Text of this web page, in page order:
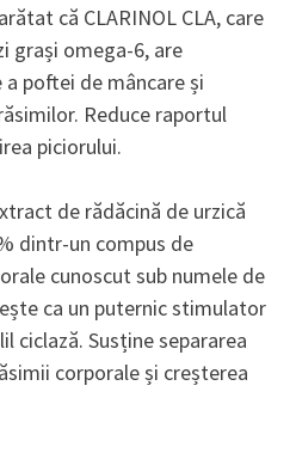
că CLARINOL CLA, care
grași omega-6, are
poftei de mâncare și
Reduce raportul
piciorului.
de rădăcină de urzică
dintr-un compus de
cunoscut sub numele de
ca un puternic stimulator
ciclază. Susține separarea
corporale și creșterea